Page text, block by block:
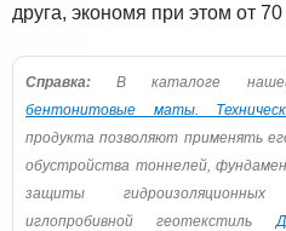
друга, экономя при этом от
Справка: В каталоге нашей
бентонитовые маты.
продукта позволяют применять
обустройства тоннелей,
защиты
иглопробивной геотекстиль